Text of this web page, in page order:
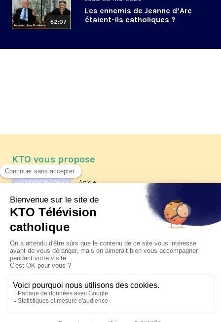
52:07
Les ennemis de Jeanne d’Arc
étaient-ils catholiques ?
KTO vous propose
Article
Les reportages d'été 2026 de KTO
La visite pastorale du pape Léon
XIV à Assise à suivre sur KTO le
jeudi 6 août
Le pape en Uruguay, Argentine et
Pérou du 6 au 17 novembre 2026